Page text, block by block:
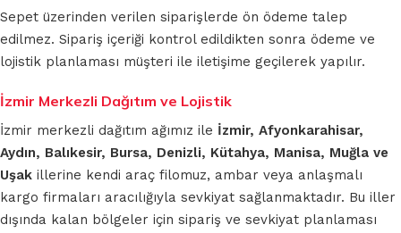
Sepet üzerinden verilen siparişlerde ön ödeme talep
edilmez. Sipariş içeriği kontrol edildikten sonra ödeme ve
lojistik planlaması müşteri ile iletişime geçilerek yapılır.
İzmir Merkezli Dağıtım ve Lojistik
İzmir merkezli dağıtım ağımız ile İzmir, Afyonkarahisar,
Aydın, Balıkesir, Bursa, Denizli, Kütahya, Manisa, Muğla ve
Uşak illerine kendi araç filomuz, ambar veya anlaşmalı
kargo firmaları aracılığıyla sevkiyat sağlanmaktadır. Bu iller
dışında kalan bölgeler için sipariş ve sevkiyat planlaması